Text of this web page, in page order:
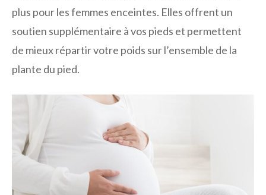
plus pour les femmes enceintes. Elles offrent un
soutien supplémentaire à vos pieds et permettent
de mieux répartir votre poids sur l’ensemble de la
plante du pied.